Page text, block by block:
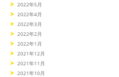
2022年5月
2022年4月
2022年3月
2022年2月
2022年1月
2021年12月
2021年11月
2021年10月